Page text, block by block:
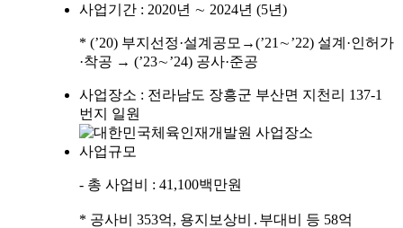
사업기간 : 2020년 ∼ 2024년 (5년)
* (’20) 부지선정·설계공모→(’21∼’22) 설계·인허가
·착공 → (’23∼’24) 공사·준공
사업장소 : 전라남도 장흥군 부산면 지천리 137-1
번지 일원
사업규모
- 총 사업비 : 41,100백만원
* 공사비 353억, 용지보상비․부대비 등 58억